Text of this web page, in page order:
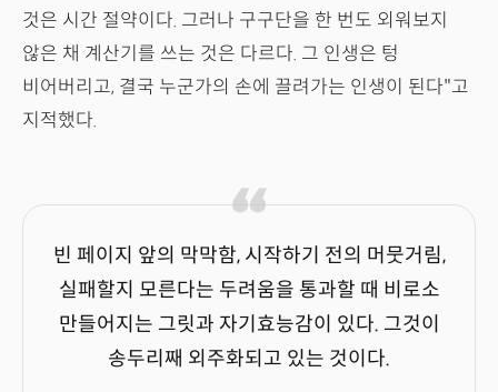
것은 시간 절약이다. 그러나 구구단을 한 번도 외워보지
않은 채 계산기를 쓰는 것은 다르다. 그 인생은 텅
비어버리고, 결국 누군가의 손에 끌려가는 인생이 된다"고
지적했다.
빈 페이지 앞의 막막함, 시작하기 전의 머뭇거림,
실패할지 모른다는 두려움을 통과할 때 비로소
만들어지는 그릿과 자기효능감이 있다. 그것이
송두리째 외주화되고 있는 것이다.